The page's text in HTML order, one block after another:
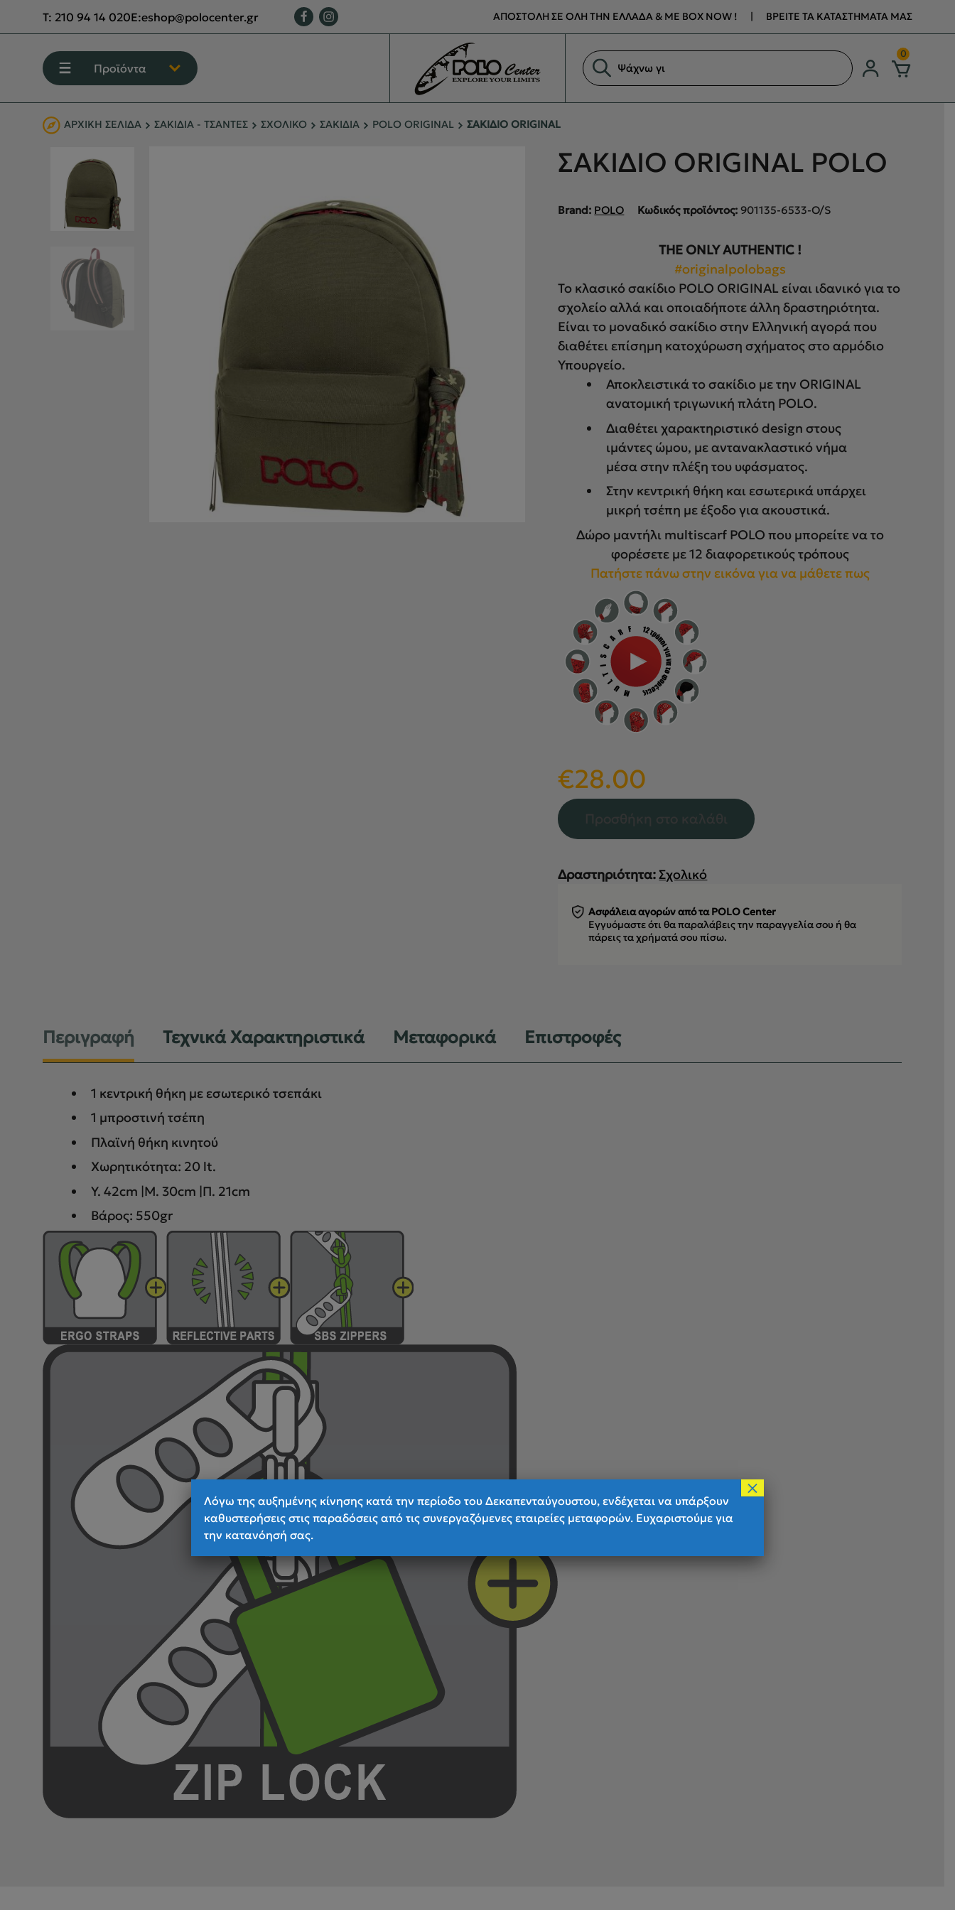
T: 210 94 14 020E:eshop@polocenter.gr ΑΠΟΣΤΟΛΗ ΣΕ ΟΛΗ ΤΗΝ ΕΛΛΑΔΑ & ΜΕ BOX NOW ! | ΒΡΕΙΤΕ ΤΑ ΚΑΤΑΣΤΗΜΑΤΑ ΜΑΣ
Προϊόντα
Αναζήτηση
προϊόντων
0
ΥΠΟΔΗΣΗ
ΟΡΕΙΒΑΣΙΑ - ΧΕΙΜΕΡΙΝΟ ΒΟΥΝΟ
ΠΕΖΟΠΟΡΙΑ
CAMPING
ΣΑΚΙΔΙΑ - ΤΣΑΝΤΕΣ
ΑΡΧΙΚΉ ΣΕΛΊΔΑ ΣΑΚΙΔΙΑ - ΤΣΑΝΤΕΣ ΣΧΟΛΙΚΟ ΣΑΚΙΔΙΑ POLO ORIGINAL ΣΑΚΙΔΙΟ ORIGINAL
ΣΑΚΙΔΙΟ ORIGINAL POLO
Brand: POLO Κωδικός προϊόντος: 901135-6533-O/S
THE ONLY AUTHENTIC !
#originalpolobags
Το κλασικό σακίδιο POLO ORIGINAL είναι ιδανικό για το
σχολείο αλλά και οποιαδήποτε άλλη δραστηριότητα.
Είναι τo μοναδικό σακίδιο στην Ελληνική αγορά που
διαθέτει επίσημη κατοχύρωση σχήματος στο αρμόδιο
Υπουργείο.
Αποκλειστικά το σακίδιο με την ORIGINAL
ανατομική τριγωνική πλάτη POLO.
Διαθέτει χαρακτηριστικό design στους
ιμάντες ώμου, με αντανακλαστικό νήμα
μέσα στην πλέξη του υφάσματος.
Στην κεντρική θήκη και εσωτερικά υπάρχει
μικρή τσέπη με έξοδο για ακουστικά.
Δώρο μαντήλι multiscarf POLO που μπορείτε να το
φορέσετε με 12 διαφορετικούς τρόπους
Πατήστε πάνω στην εικόνα για να μάθετε πως
€28.00
Δραστηριότητα:Σχολικό
Ασφάλεια αγορών από τα POLO Center
Εγγυόμαστε ότι θα παραλάβεις την παραγγελία σου ή θα
πάρεις τα χρήματά σου πίσω.
Περιγραφή Τεχνικά Χαρακτηριστικά Μεταφορικά Επιστροφές
1 κεντρική θήκη με εσωτερικό τσεπάκι
1 μπροστινή τσέπη
Πλαϊνή θήκη κινητού
Χωρητικότητα: 20 lt.
Y. 42cm |Μ. 30cm |Π. 21cm
Βάρος: 550gr
Λόγω της αυξημένης κίνησης κατά την περίοδο του Δεκαπενταύγουστου, ενδέχεται να υπάρξουν
καθυστερήσεις στις παραδόσεις από τις συνεργαζόμενες εταιρείες μεταφορών. Ευχαριστούμε για
την κατανόησή σας.
×